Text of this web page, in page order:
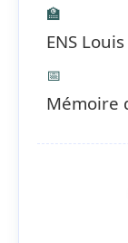
🏫
ENS
📅
Mémoire